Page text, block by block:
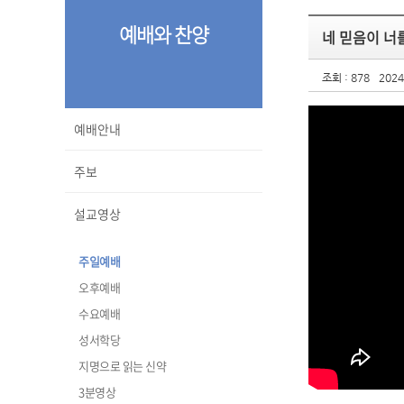
예배와 찬양
예배안내
주보
설교영상
주일예배
오후예배
수요예배
성서학당
지명으로 읽는 신약
3분영상
네 믿음이 너
조회 : 878